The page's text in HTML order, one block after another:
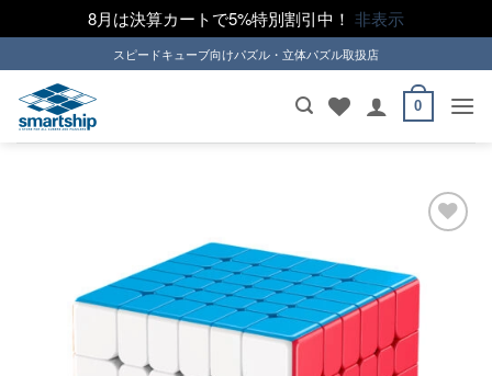
8月は決算カートで5%特別割引中！ 非表示
to
content
スピードキューブ向けパズル・立体パズル取扱店
0